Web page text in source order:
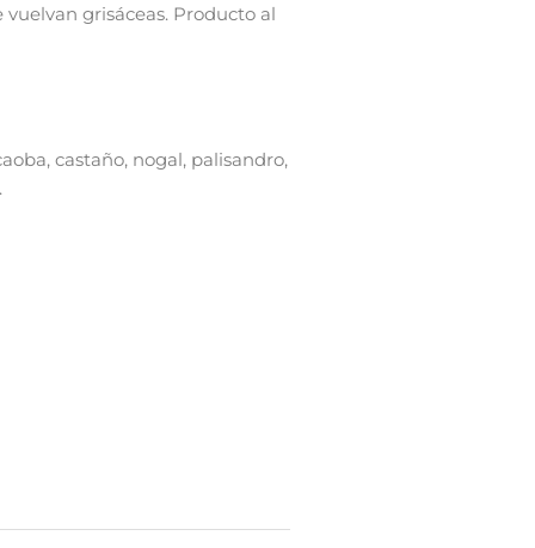
grisáceas. Producto al
castaño, nogal, palisandro,